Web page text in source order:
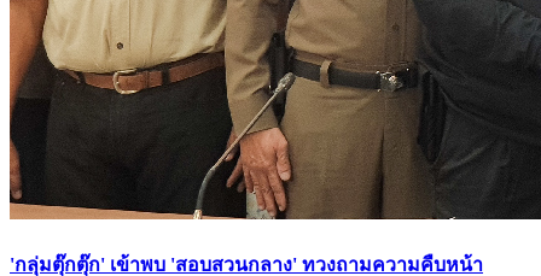
'กลุ่มตุ๊กตุ๊ก' เข้าพบ 'สอบสวนกลาง' ทวงถามความคืบหน้า